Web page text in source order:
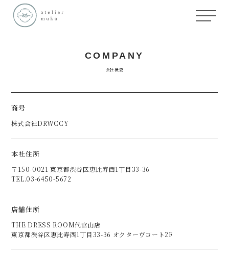
COMPANY
会社概要
商号
株式会社DRWCCY
本社住所
〒150-0021 東京都渋谷区恵比寿西1丁目33-36
TEL.03-6450-5672
店舗住所
THE DRESS ROOM代官山店
東京都渋谷区恵比寿西1丁目33-36 オクターヴコート2F